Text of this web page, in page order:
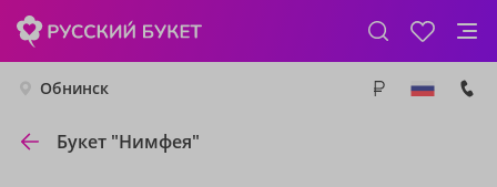
Обнинск
Букет "Нимфея"